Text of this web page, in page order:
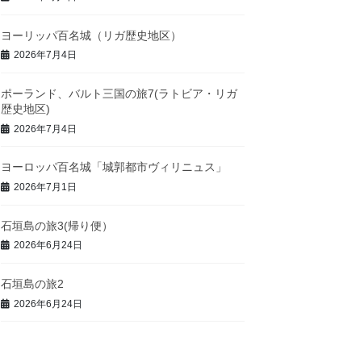
ヨーリッパ百名城（リガ歴史地区）
2026年7月4日
ポーランド、バルト三国の旅7(ラトビア・リガ
歴史地区)
2026年7月4日
ヨーロッパ百名城「城郭都市ヴィリニュス」
2026年7月1日
石垣島の旅3(帰り便）
2026年6月24日
石垣島の旅2
2026年6月24日